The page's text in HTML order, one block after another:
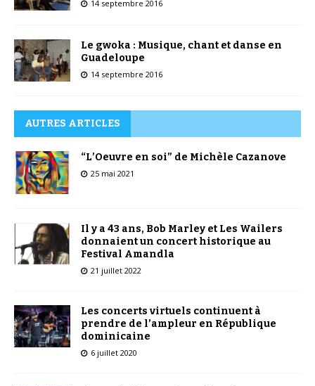
14 septembre 2016
Le gwoka : Musique, chant et danse en
Guadeloupe
14 septembre 2016
AUTRES ARTICLES
“L’Oeuvre en soi” de Michèle Cazanove
25 mai 2021
Il y a 43 ans, Bob Marley et Les Wailers
donnaient un concert historique au
Festival Amandla
21 juillet 2022
Les concerts virtuels continuent à
prendre de l’ampleur en République
dominicaine
6 juillet 2020